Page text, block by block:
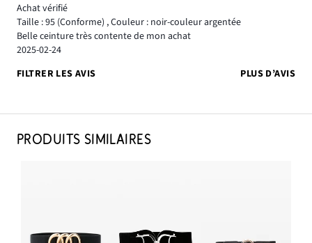
Achat vérifié
Taille : 95 (Conforme) ,Couleur : noir-couleur argentée
Belle ceinture très contente de mon achat
2025-02-24
FILTRER LES AVIS
PLUS D’AVIS
PRODUITS SIMILAIRES